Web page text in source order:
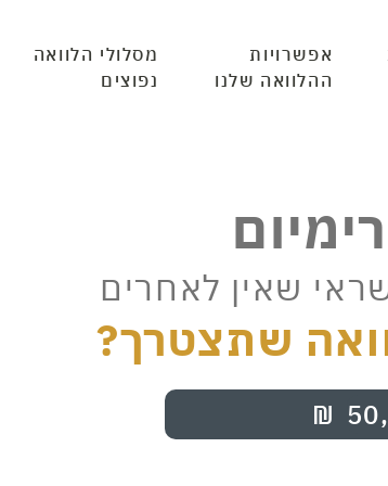
אפשרויות
ההלוואה שלנו
מסלולי הלוואה
נפוצים
שאין לאחרים
שתצטרך?
₪